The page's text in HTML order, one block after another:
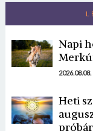
Napi
2026.08.08.
Heti